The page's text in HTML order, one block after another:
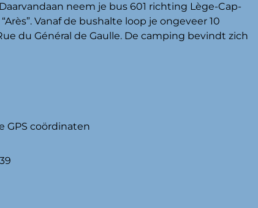
neem je bus 601 richting Lège-Cap-
Vanaf de bushalte loop je ongeveer 10
du Général de Gaulle. De camping bevindt zich
GPS coördinaten